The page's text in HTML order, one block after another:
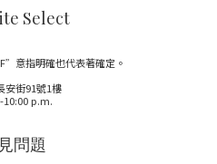
Select
意指明確也代表著確定。
安街91號1樓
10:00 p.m.
問題